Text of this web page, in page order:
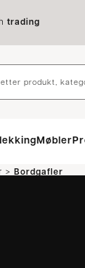
trading
Møbler
> Bordgafler